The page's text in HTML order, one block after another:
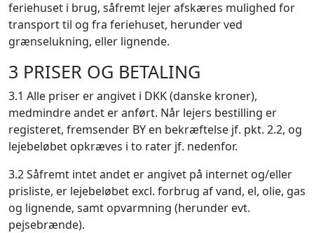
feriehuset i brug, såfremt lejer afskæres mulighed for
transport til og fra feriehuset, herunder ved
grænselukning, eller lignende.
3 PRISER OG BETALING
3.1 Alle priser er angivet i DKK (danske kroner),
medmindre andet er anført. Når lejers bestilling er
registeret, fremsender BY en bekræftelse jf. pkt. 2.2, og
lejebeløbet opkræves i to rater jf. nedenfor.
3.2 Såfremt intet andet er angivet på internet og/eller
prisliste, er lejebeløbet excl. forbrug af vand, el, olie, gas
og lignende, samt opvarmning (herunder evt.
pejsebrænde).